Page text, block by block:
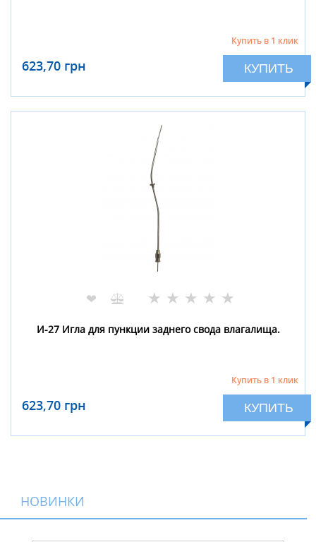
623,70 грн
Купить в 1 клик
КУПИТЬ
❤ ★ ★ ★ ★ ★
И-27 Игла для пункции заднего свода влагалища.
623,70 грн
Купить в 1 клик
КУПИТЬ
НОВИНКИ